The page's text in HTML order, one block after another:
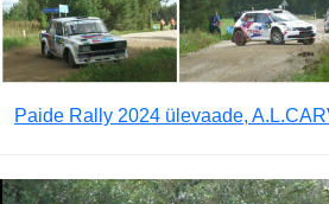
Paide Rally 2024 ülevaade,